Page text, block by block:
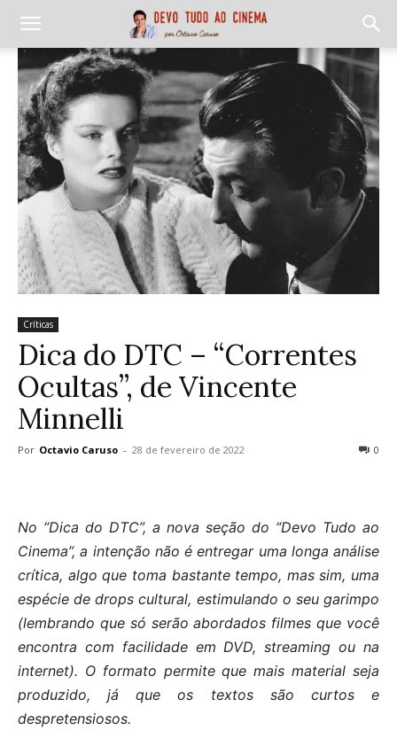
Críticas
Dica do DTC – “Correntes
Ocultas”, de Vincente
Minnelli
Por Octavio Caruso - 28 de fevereiro de 2022 0
No “Dica do DTC”, a nova seção do “Devo Tudo ao
Cinema”, a intenção não é entregar uma longa análise
crítica, algo que toma bastante tempo, mas sim, uma
espécie de drops cultural, estimulando o seu garimpo
(lembrando que só serão abordados filmes que você
encontra com facilidade em DVD, streaming ou na
internet). O formato permite que mais material seja
produzido, já que os textos são curtos e
despretensiosos.